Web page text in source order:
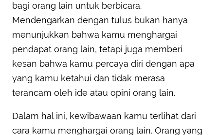
bagi orang lain untuk berbicara.
Mendengarkan dengan tulus bukan hanya
menunjukkan bahwa kamu menghargai
pendapat orang lain, tetapi juga memberi
kesan bahwa kamu percaya diri dengan apa
yang kamu ketahui dan tidak merasa
terancam oleh ide atau opini orang lain.
Dalam hal ini, kewibawaan kamu terlihat dari
cara kamu menghargai orang lain. Orang yang